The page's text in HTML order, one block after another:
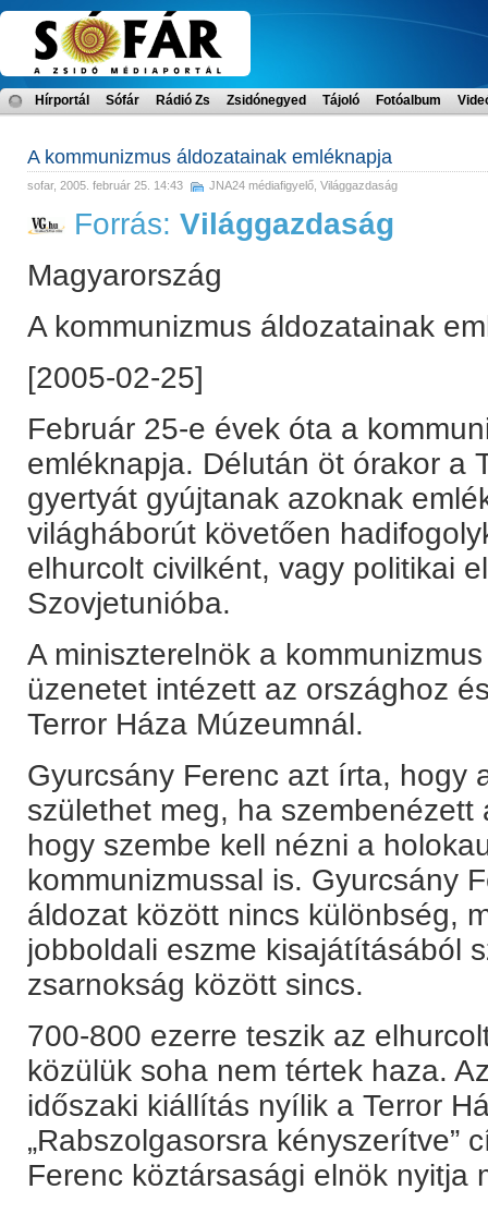
Hírportál Sófár Rádió Zs Zsidónegyed Tájoló Fotóalbum
A kommunizmus áldozatainak emléknapja
sofar, 2005. február 25. 14:43 JNA24 médiafigyelő Világgazdaság
Forrás:Világgazdaság
Magyarország
A kommunizmus áldozatainak
[2005-02-25]
Február 25-e évek óta a
emléknapja. Délután öt órakor a
gyertyát gyújtanak azoknak
világháborút követően
elhurcolt civilként, vagy politikai
Szovjetunióba.
A miniszterelnök a
üzenetet intézett az országhoz
Terror Háza Múzeumnál.
Gyurcsány Ferenc azt írta, hogy
születhet meg, ha szembenézett
hogy szembe kell nézni a
kommunizmussal is. Gyurcsány
áldozat között nincs különbség,
jobboldali eszme kisajátításából
zsarnokság között sincs.
700-800 ezerre teszik az
közülük soha nem tértek haza.
időszaki kiállítás nyílik a Terror
„Rabszolgasorsra kényszerítve”
Ferenc köztársasági elnök nyitja